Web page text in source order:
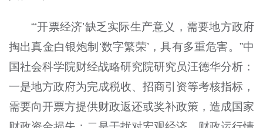
“‘开票经济’缺乏实际生产意义，需要地方政府
掏出真金白银炮制‘数字繁荣’，具有多重危害。”中
国社会科学院财经战略研究院研究员汪德华分析：
一是地方政府为完成税收、招商引资等考核指标，
需要向开票方提供财政返还或奖补政策，造成国家